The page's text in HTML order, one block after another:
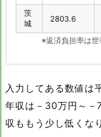
茨
城
2803.6
※返済負担率は
（万円）
全
国
536.8
入力してある数値は
年収は－30万円～－
収ももう少し低くな